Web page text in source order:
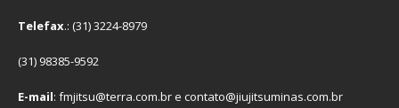
Telefax.: (31) 3224-8979
(31) 98385-9592
E-mail: fmjitsu@terra.com.br e contato@jiujitsuminas.com.br